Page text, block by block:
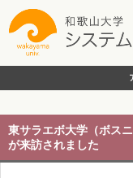
東サラエボ大学（ボス
が来訪されました